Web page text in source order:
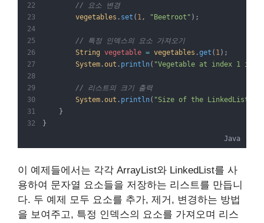
// 요소 변경
vegetables . set ( 1 , "Beetroot" );
// 특정 인덱스의 요소 가져오기
String vegetable = vegetables .get ( 1 );
System .out . println( "Vegetable at index 1 in
// 리스트의 크기 출력
System .out . println( "Size of the LinkedList: "
    }
}
Java
이 예제들에서는 각각 ArrayList와 LinkedList를 사
용하여 문자열 요소들을 저장하는 리스트를 만듭니
다. 두 예제 모두 요소를 추가, 제거, 변경하는 방법
을 보여주고, 특정 인덱스의 요소를 가져오며 리스